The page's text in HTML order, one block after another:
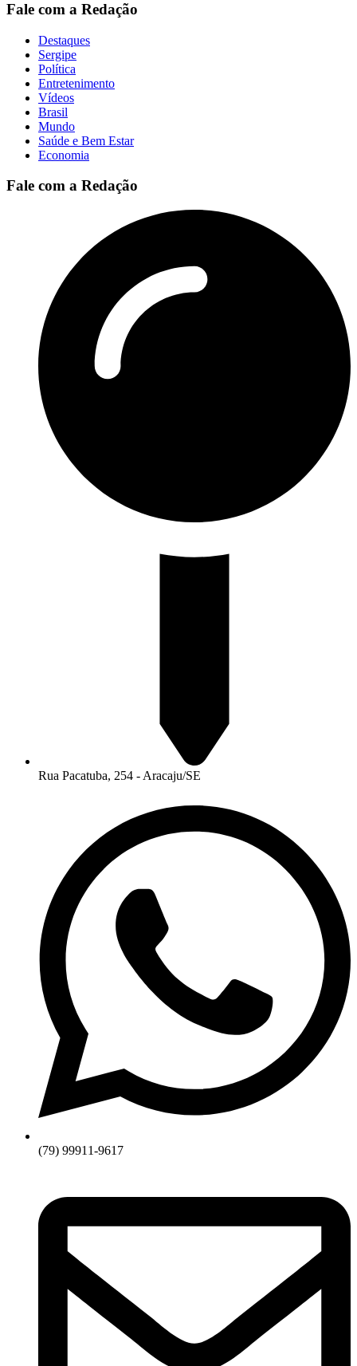
Fale com a Redação
Destaques
Sergipe
Política
Entretenimento
Vídeos
Brasil
Mundo
Saúde e Bem Estar
Economia
Fale com a Redação
Rua Pacatuba, 254 - Aracaju/SE
(79) 99911-9617